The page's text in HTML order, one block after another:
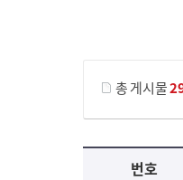
총 게시물
사이버교육영상 목록 으로 번호, 제목, 작성자, 조회수, 등록 일, 첨부파일로 나열 되고 있습니다.
번호